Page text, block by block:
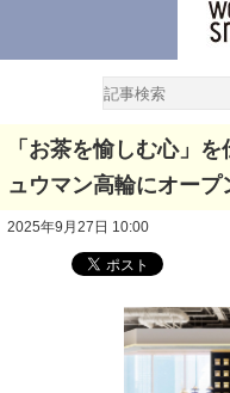
「お茶を愉しむ心」
ュウマン高輪にオープ
2025年9月27日 10:00